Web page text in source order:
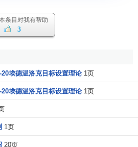
的贡献
主要体现在以下几个方面：
学和科研工作。在这一方面，他
究成果。
有关著作。如他所编辑的<<
和最标准的版本。他还在1896年编
理论
条目对我有帮助
3
埃德温洛克目标设置理论 1页
埃德温洛克目标设置理论 1页
1页
20页